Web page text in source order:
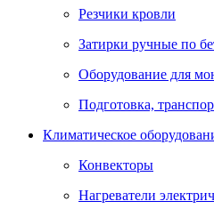
Резчики кровли
Затирки ручные по
Оборудование для
Подготовка,
Климатическое
Конвекторы
Нагреватели